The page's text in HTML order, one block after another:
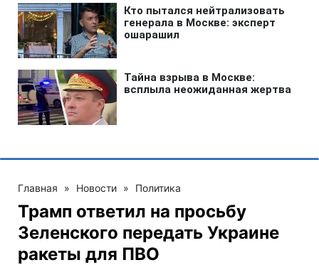
Главная » Новости » Политика
Трамп ответил на просьбу
Зеленского передать Украине
ракеты для ПВО